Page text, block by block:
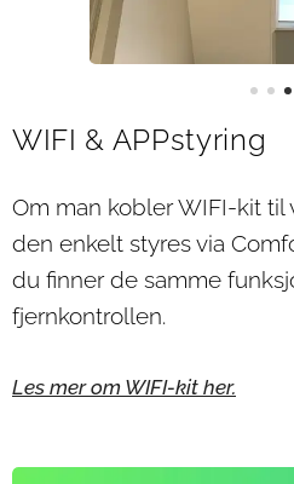
WIFI & APPstyring
Om man kobler WIFI-kit til
den enkelt styres via
du finner de samme
fjernkontrollen.
Les mer om WIFI-kit her.